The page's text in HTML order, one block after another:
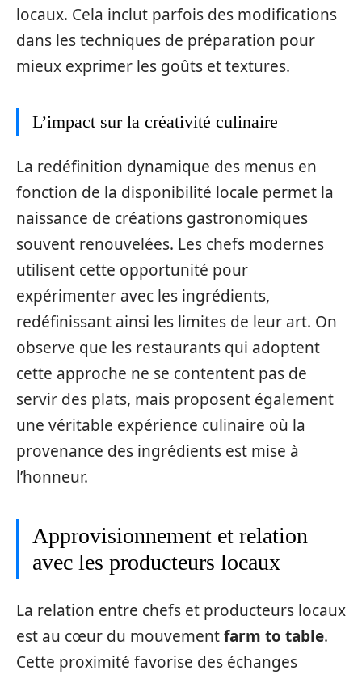
locaux. Cela inclut parfois des modifications
dans les techniques de préparation pour
mieux exprimer les goûts et textures.
L’impact sur la créativité culinaire
La redéfinition dynamique des menus en
fonction de la disponibilité locale permet la
naissance de créations gastronomiques
souvent renouvelées. Les chefs modernes
utilisent cette opportunité pour
expérimenter avec les ingrédients,
redéfinissant ainsi les limites de leur art. On
observe que les restaurants qui adoptent
cette approche ne se contentent pas de
servir des plats, mais proposent également
une véritable expérience culinaire où la
provenance des ingrédients est mise à
l’honneur.
Approvisionnement et relation
avec les producteurs locaux
La relation entre chefs et producteurs locaux
est au cœur du mouvementfarm to table.
Cette proximité favorise des échanges